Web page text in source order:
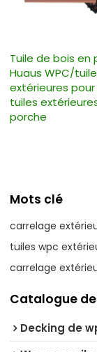
Tuile de bois en
Huaus WPC/
extérieures
tuiles
porche
Mots clé
carrelage
tuiles wpc
carrelage
Catalogue
Decking de